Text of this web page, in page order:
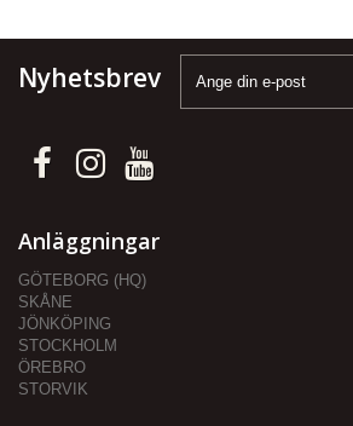
Nyhetsbrev
Anläggningar
GÖTEBORG (HQ)
SKÅNE
JÖNKÖPING
STOCKHOLM
ÖREBRO
STORVIK